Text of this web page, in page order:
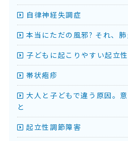
自律神経失調症
本当にただの風邪? それ、
子どもに起こりやすい起立
帯状疱疹
大人と子どもで違う原因。
と
起立性調節障害